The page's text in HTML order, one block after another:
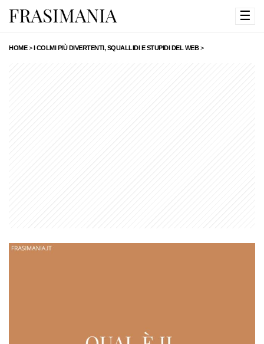
☰
HOME>I COLMI PIÙ DIVERTENTI, SQUALLIDI E STUPIDI DEL WEB>